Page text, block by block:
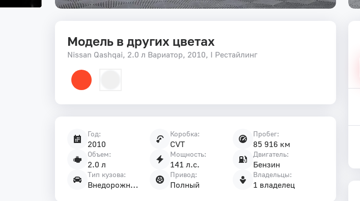
Модель в других цветах
Nissan Qashqai, 2.0 л Вариатор, 2010, I Рестайлинг
Год:
2010
Коробка:
CVT
Пробег:
85 916 км
Объем:
2.0 л
Мощность:
141 л.с.
Двигатель:
Бензин
Тип кузова:
Внедорожник 5 дв.
Привод:
Полный
Владельцы:
1 владелец